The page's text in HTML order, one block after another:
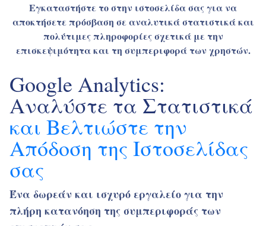
Εγκαταστήστε το στην ιστοσελίδα σας για να
αποκτήσετε πρόσβαση σε αναλυτικά στατιστικά και
πολύτιμες πληροφορίες σχετικά με την
επισκεψιμότητα και τη συμπεριφορά των χρηστών.
Google Analytics:
Αναλύστε τα Στατιστικά
και Βελτιώστε την
Απόδοση της Ιστοσελίδας
σας
Ένα δωρεάν και ισχυρό εργαλείο για την
πλήρη κατανόηση της συμπεριφοράς των